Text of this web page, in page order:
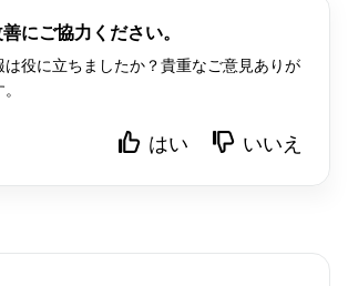
にご協力ください。
役に立ちましたか？貴重なご意見ありが
はい いいえ